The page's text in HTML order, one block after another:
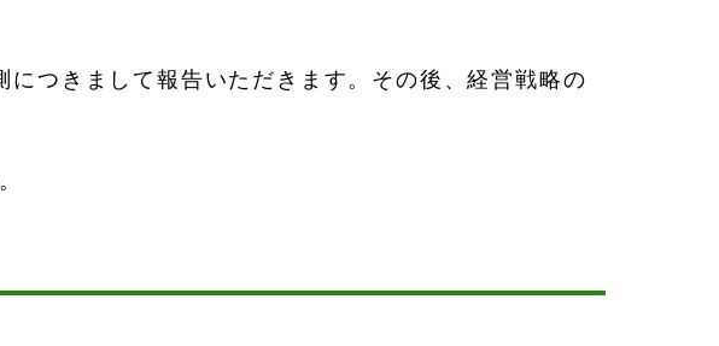
つきまして報告いただきます。その後、経営戦略の